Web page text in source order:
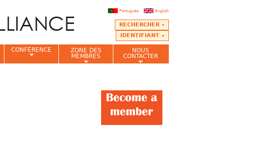
English
Português
RECHERCHER
IDENTIFIANT
CONFÉRENCE
ZONE DES
MEMBRES
NOUS
CONTACTER